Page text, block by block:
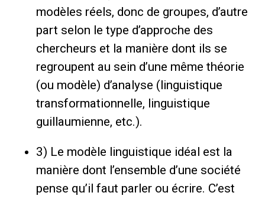
modèles réels, donc de groupes, d’autre
part selon le type d’approche des
chercheurs et la manière dont ils se
regroupent au sein d’une même théorie
(ou modèle) d’analyse (linguistique
transformationnelle, linguistique
guillaumienne, etc.).
3) Le modèle linguistique idéal est la
manière dont l’ensemble d’une société
pense qu’il faut parler ou écrire. C’est